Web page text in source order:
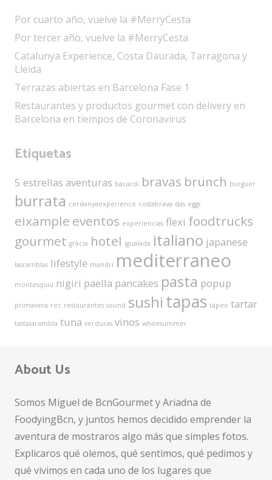
Por cuarto año, vuelve la #MerryCesta
Por tercer año, vuelve la #MerryCesta
Catalunya Experience, Costa Daurada, Tarragona y
Lleida
Terrazas abiertas en Barcelona Fase 1
Restaurantes y productos gourmet con delivery en
Barcelona en tiempos de Coronavirus
Etiquetas
5 estrellas aventuras bacardi bravas brunch burguer
burrata cerdanyaexperience costabrava das eggs
eixample eventos experiencias flexi foodtrucks
gourmet gràcia hotel igualada italiano japanese
lasramblas lifestyle mandri mediterraneo
montesquiu nigiri paella pancakes pasta popup
primavera rec restaurantes sound sushi tapas tapeo tartar
tastalarambla tuna verduras vinos whitesummer
About Us
Somos Miguel de BcnGourmet y Ariadna de
FoodyingBcn, y juntos hemos decidido emprender la
aventura de mostraros algo más que simples fotos.
Explicaros qué olemos, qué sentimos, qué pedimos y
qué vivimos en cada uno de los lugares que